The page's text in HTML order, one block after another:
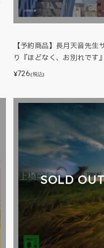
【予約商品】長月天音先生
り『ほどなく、お別れです
¥726(税込)
SOLD